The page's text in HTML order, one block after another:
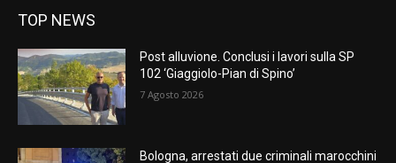
TOP NEWS
Post alluvione. Conclusi i lavori sulla SP
102 ‘Giaggiolo-Pian di Spino’
7 Agosto 2026
Bologna, arrestati due criminali marocchini